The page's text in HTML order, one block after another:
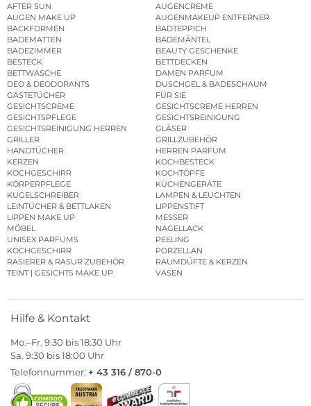
AFTER SUN
AUGENCREME
AUGEN MAKE UP
AUGENMAKEUP ENTFERNER
BACKFORMEN
BADTEPPICH
BADEMATTEN
BADEMÄNTEL
BADEZIMMER
BEAUTY GESCHENKE
BESTECK
BETTDECKEN
BETTWÄSCHE
DAMEN PARFUM
DEO & DEODORANTS
DUSCHGEL & BADESCHAUM
GÄSTETÜCHER
FÜR SIE
GESICHTSCREME
GESICHTSCREME HERREN
GESICHTSPFLEGE
GESICHTSREINIGUNG
GESICHTSREINIGUNG HERREN
GLÄSER
GRILLER
GRILLZUBEHÖR
HANDTÜCHER
HERREN PARFUM
KERZEN
KOCHBESTECK
KOCHGESCHIRR
KOCHTÖPFE
KÖRPERPFLEGE
KÜCHENGERÄTE
KUGELSCHREIBER
LAMPEN & LEUCHTEN
LEINTÜCHER & BETTLAKEN
LIPPENSTIFT
LIPPEN MAKE UP
MESSER
MÖBEL
NAGELLACK
UNISEX PARFUMS
PEELING
KOCHGESCHIRR
PORZELLAN
RASIERER & RASUR ZUBEHÖR
RAUMDÜFTE & KERZEN
TEINT | GESICHTS MAKE UP
VASEN
Hilfe & Kontakt
Mo.–Fr. 9:30 bis 18:30 Uhr
Sa. 9:30 bis 18:00 Uhr
Telefonnummer: + 43 316 / 870-0